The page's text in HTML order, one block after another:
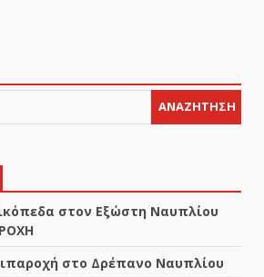
ΑΝΑΖΉΤΗΣΗ
στον Εξώστη Ναυπλίου
στο Δρέπανο Ναυπλίου